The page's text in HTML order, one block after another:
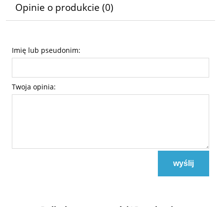
Opinie o produkcie (0)
Imię lub pseudonim:
Twoja opinia:
wyślij